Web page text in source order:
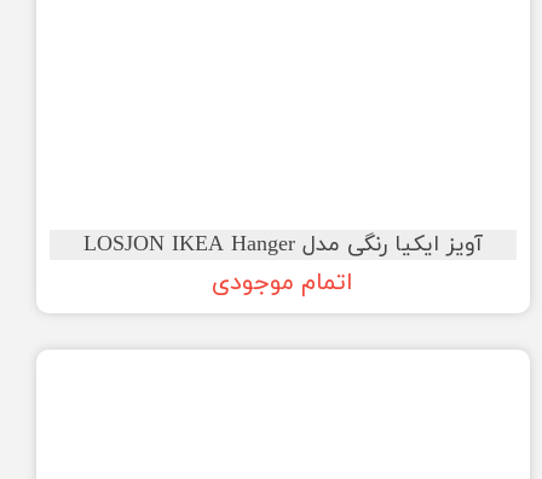
آویز ایکیا رنگی مدل LOSJON IKEA Hanger
اتمام موجودی